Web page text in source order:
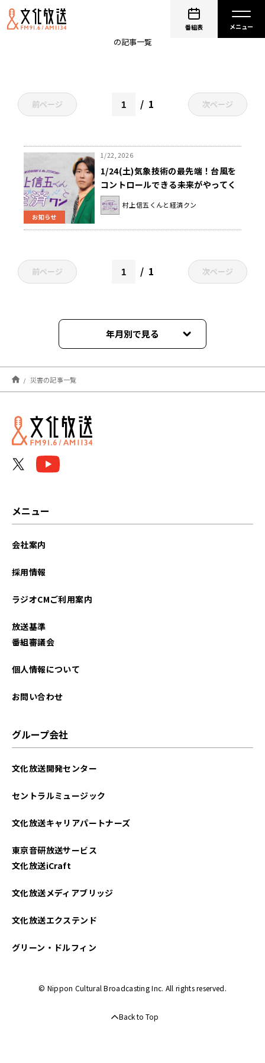
番組表
の記事一覧
前ページ 1 次ページ
お知らせ
1/22, 2026
1/24(土)気象技術の最先端！台風を
コントロールできる未来がやってく
る！？『村上信五くんと経済クン』
村上信五くんと経済クン
前ページ 1 次ページ
年月別で見る
2026年06月
2026年01月
2025年11月
2021年12月
災害の記事一覧
メニュー
会社案内
採用情報
ラジオCMご利用案内
放送基準
番組審議会
個人情報について
お問い合わせ
グループ会社
文化放送開発センター
セントラルミュージック
文化放送キャリアパートナーズ
東京音研放送サービス
文化放送iCraft
文化放送メディアブリッジ
文化放送エクステンド
グリーン・ドルフィン
© Nippon Cultural Broadcasting Inc. All rights reserved.
Back to Top